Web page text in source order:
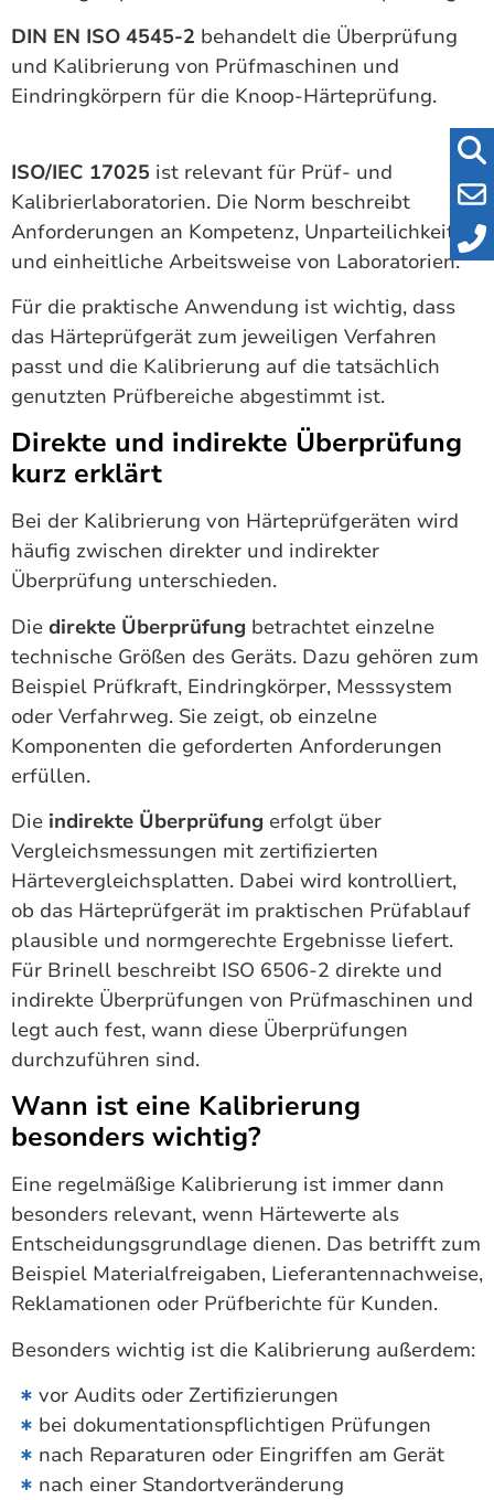
DIN EN ISO 4545-2 behandelt die Überprüfung
und Kalibrierung von Prüfmaschinen und
Eindringkörpern für die Knoop-Härteprüfung.
ISO/IEC 17025 ist relevant für Prüf- und
Kalibrierlaboratorien. Die Norm beschreibt
Anforderungen an Kompetenz, Unparteilichkeit
und einheitliche Arbeitsweise von Laboratorien.
Für die praktische Anwendung ist wichtig, dass
das Härteprüfgerät zum jeweiligen Verfahren
passt und die Kalibrierung auf die tatsächlich
genutzten Prüfbereiche abgestimmt ist.
Direkte und indirekte Überprüfung
kurz erklärt
Bei der Kalibrierung von Härteprüfgeräten wird
häufig zwischen direkter und indirekter
Überprüfung unterschieden.
Die direkte Überprüfung betrachtet einzelne
technische Größen des Geräts. Dazu gehören zum
Beispiel Prüfkraft, Eindringkörper, Messsystem
oder Verfahrweg. Sie zeigt, ob einzelne
Komponenten die geforderten Anforderungen
erfüllen.
Die indirekte Überprüfung erfolgt über
Vergleichsmessungen mit zertifizierten
Härtevergleichsplatten. Dabei wird kontrolliert,
ob das Härteprüfgerät im praktischen Prüfablauf
plausible und normgerechte Ergebnisse liefert.
Für Brinell beschreibt ISO 6506-2 direkte und
indirekte Überprüfungen von Prüfmaschinen und
legt auch fest, wann diese Überprüfungen
durchzuführen sind.
Wann ist eine Kalibrierung
besonders wichtig?
Eine regelmäßige Kalibrierung ist immer dann
besonders relevant, wenn Härtewerte als
Entscheidungsgrundlage dienen. Das betrifft zum
Beispiel Materialfreigaben, Lieferantennachweise,
Reklamationen oder Prüfberichte für Kunden.
Besonders wichtig ist die Kalibrierung außerdem:
vor Audits oder Zertifizierungen
bei dokumentationspflichtigen Prüfungen
nach Reparaturen oder Eingriffen am Gerät
nach einer Standortveränderung